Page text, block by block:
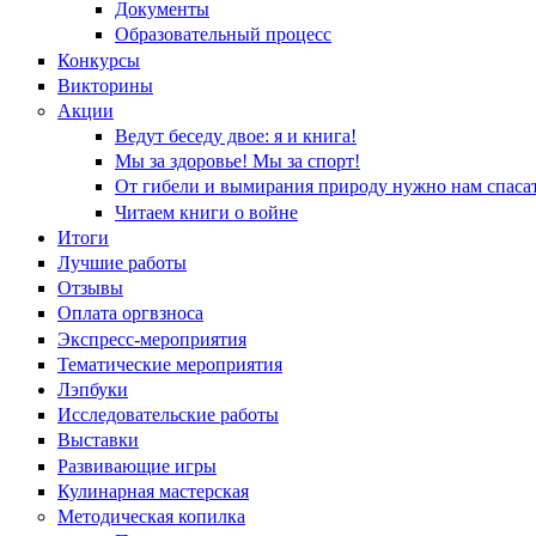
Документы
Образовательный процесс
Конкурсы
Викторины
Акции
Ведут беседу двое: я и книга!
Мы за здоровье! Мы за спорт!
От гибели и вымирания природу нужно нам
Читаем книги о войне
Итоги
Лучшие работы
Отзывы
Оплата оргвзноса
Экспресс-мероприятия
Тематические мероприятия
Лэпбуки
Исследовательские работы
Выставки
Развивающие игры
Кулинарная мастерская
Методическая копилка